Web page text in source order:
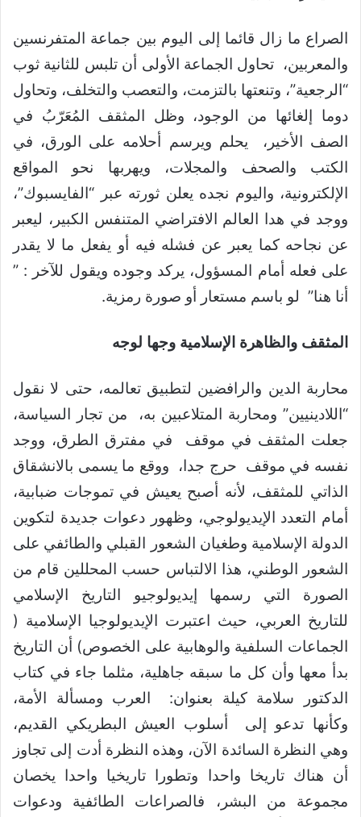
الصراع ما زال قائما إلى اليوم بين جماعة المتفرنسين
والمعربين، تحاول الجماعة الأولى أن تلبس للثانية ثوب
“الرجعية”، وتنعتها بالتزمت، والتعصب والتخلف، وتحاول
دوما إلغائها من الوجود، وظل المثقف المُعَرّبُ في
الصف الأخير، يحلم ويرسم أحلامه على الورق، في
الكتب والصحف والمجلات، ويهربها نحو المواقع
الإلكترونية، واليوم نجده يعلن ثورته عبر “الفايسبوك”،
ووجد في هدا العالم الافتراضي المتنفس الكبير، ليعبر
عن نجاحه كما يعبر عن فشله فيه أو يفعل ما لا يقدر
على فعله أمام المسؤول، يركد وجوده ويقول للآخر : ”
أنا هنا” لو باسم مستعار أو صورة رمزية.
المثقف والظاهرة الإسلامية وجها لوجه
محاربة الدين والرافضين لتطبيق تعالمه، حتى لا نقول
“اللادينيين” ومحاربة المتلاعبين به، من تجار السياسة،
جعلت المثقف في موقف في مفترق الطرق، ووجد
نفسه في موقف حرج جدا، ووقع ما يسمى بالانشقاق
الذاتي للمثقف، لأنه أصبح يعيش في تموجات ضبابية،
أمام التعدد الإيديولوجي، وظهور دعوات جديدة لتكوين
الدولة الإسلامية وطغيان الشعور القبلي والطائفي على
الشعور الوطني، هذا الالتباس حسب المحللين قام من
الصورة التي رسمها إيديولوجيو التاريخ الإسلامي
للتاريخ العربي، حيث اعتبرت الإيديولوجيا الإسلامية (
الجماعات السلفية والوهابية على الخصوص) أن التاريخ
بدأ معها وأن كل ما سبقه جاهلية، مثلما جاء في كتاب
الدكتور سلامة كيلة بعنوان: العرب ومسألة الأمة،
وكأنها تدعو إلى أسلوب العيش البطريكي القديم،
وهي النظرة السائدة الآن، وهذه النظرة أدت إلى تجاوز
أن هناك تاريخا واحدا وتطورا تاريخيا واحدا يخصان
مجموعة من البشر، فالصراعات الطائفية ودعوات